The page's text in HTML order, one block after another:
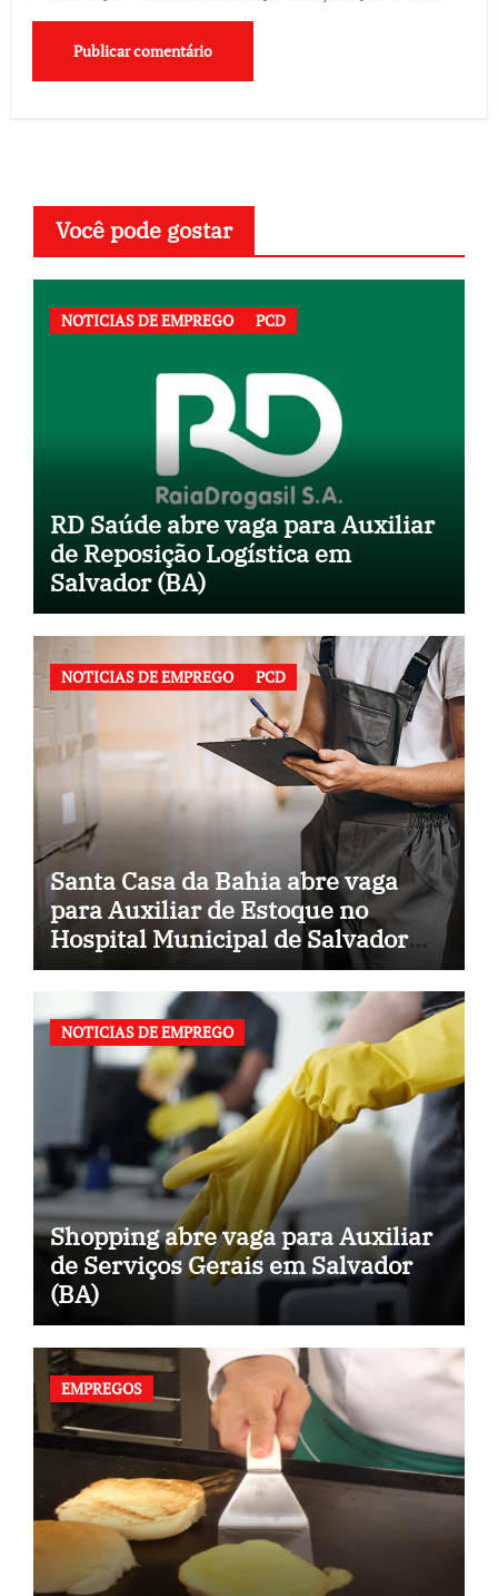
Você pode gostar
NOTICIAS DE EMPREGO PCD
RD Saúde abre vaga para Auxiliar
de Reposição Logística em
Salvador (BA)
NOTICIAS DE EMPREGO PCD
Santa Casa da Bahia abre vaga
para Auxiliar de Estoque no
Hospital Municipal de Salvador
(BA)
NOTICIAS DE EMPREGO
Shopping abre vaga para Auxiliar
de Serviços Gerais em Salvador
(BA)
EMPREGOS